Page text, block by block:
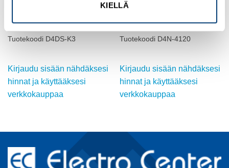
KIELLÄ
Tuotekoodi D4DS-K3
Kirjaudu sisään nähdäksesi
hinnat ja käyttääksesi
verkkokauppaa
OMRON
Tuotekoodi D4N-4120
Kirjaudu sisään nähdäksesi
hinnat ja käyttääksesi
verkkokauppaa